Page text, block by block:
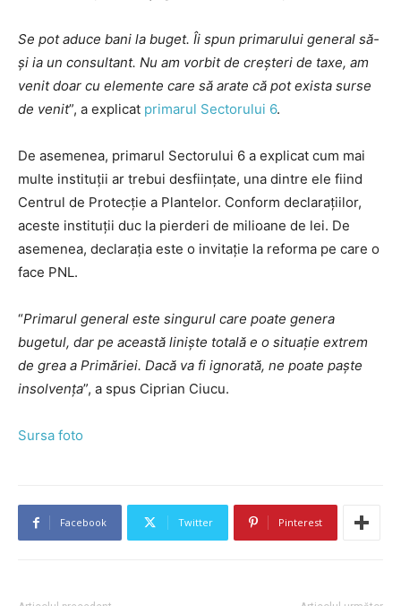
Se pot aduce bani la buget. Îi spun primarului general să-
și ia un consultant. Nu am vorbit de creșteri de taxe, am
venit doar cu elemente care să arate că pot exista surse
de venit”, a explicat primarul Sectorului 6.
De asemenea, primarul Sectorului 6 a explicat cum mai
multe instituții ar trebui desființate, una dintre ele fiind
Centrul de Protecție a Plantelor. Conform declaraţiilor,
aceste instituţii duc la pierderi de milioane de lei. De
asemenea, declaraţia este o invitație la reforma pe care o
face PNL.
“Primarul general este singurul care poate genera
bugetul, dar pe această liniște totală e o situație extrem
de grea a Primăriei. Dacă va fi ignorată, ne poate paște
insolvența”, a spus Ciprian Ciucu.
Sursa foto
Facebook Twitter Pinterest